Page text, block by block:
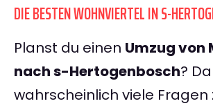
DIE BESTEN WOHNVIERTEL IN S-
Planst du einen Umzug von
nach s-Hertogenbosch?
wahrscheinlich viele Fragen